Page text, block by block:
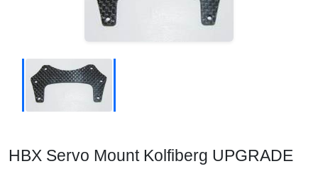
HBX Servo Mount Kolfiberg UPGRADE